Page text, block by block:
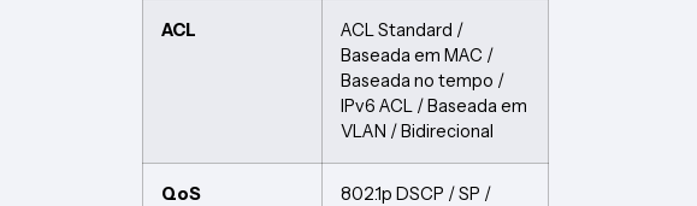
ACL
ACL Standard /
Baseada em MAC /
Baseada no tempo /
IPv6 ACL / Baseada em
VLAN / Bidirecional
QoS
802.1p DSCP / SP /